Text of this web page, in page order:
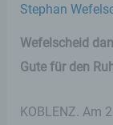
Stephan
Wefelscheid
Gute für den
KOBLENZ. Am